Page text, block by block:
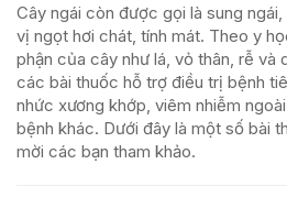
Cây ngái còn được gọi là sung
vị ngọt hơi chát, tính mát. Theo y
phận của cây như lá, vỏ thân, rễ và
các bài thuốc hỗ trợ điều trị bệnh
nhức xương khớp, viêm nhiễm
bệnh khác. Dưới đây là một số bài
mời các bạn tham khảo.